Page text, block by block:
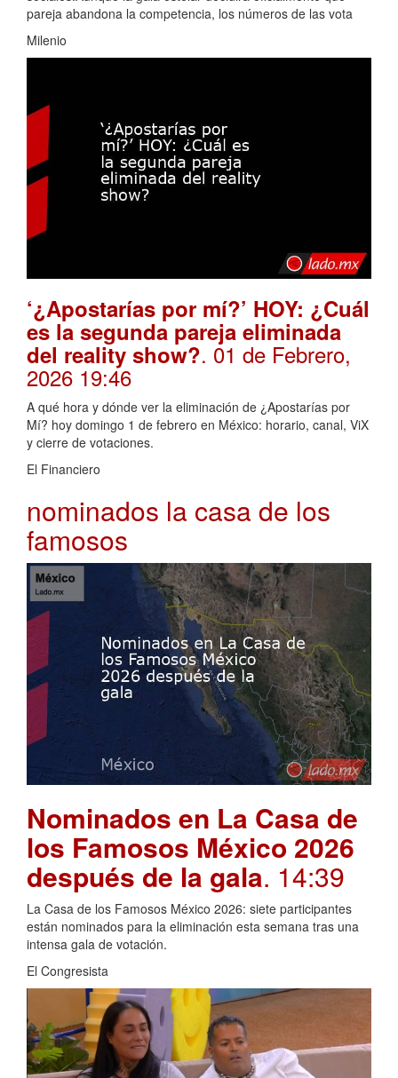
pareja abandona la competencia, los números de las vota
Milenio
‘¿Apostarías por mí?’ HOY: ¿Cuál
es la segunda pareja eliminada
del reality show?. 01 de Febrero,
2026 19:46
A qué hora y dónde ver la eliminación de ¿Apostarías por
Mí? hoy domingo 1 de febrero en México: horario, canal, ViX
y cierre de votaciones.
El Financiero
nominados la casa de los
famosos
Nominados en La Casa de
los Famosos México 2026
después de la gala. 14:39
La Casa de los Famosos México 2026: siete participantes
están nominados para la eliminación esta semana tras una
intensa gala de votación.
El Congresista